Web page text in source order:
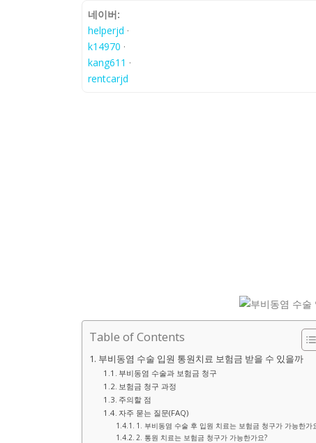
네이버:
helperjd ·
k14970 ·
kang611 ·
rentcarjd
Table of Contents
부비동염 수술 입원 통원치료 보험금 받을 수 있을까
부비동염 수술과 보험금 청구
보험금 청구 과정
주의할 점
자주 묻는 질문(FAQ)
1. 부비동염 수술 후 입원 치료는 보험금 청구가 가능한가
2. 통원 치료는 보험금 청구가 가능한가요?